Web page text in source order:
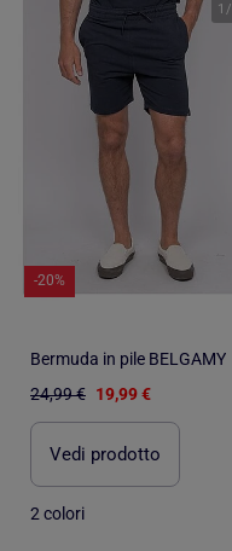
1 /
-20%
Bermuda in pile BELGAMY
24,99 € 19,99 €
Vedi prodotto
2 colori